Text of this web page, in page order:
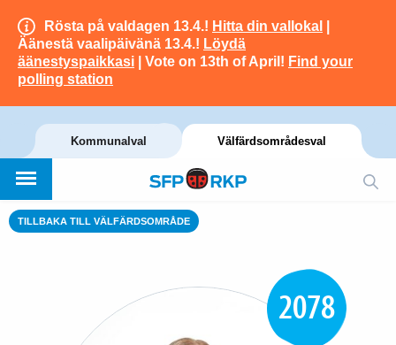
Rösta på valdagen 13.4.! Hitta din vallokal
Äänestä vaalipäivänä 13.4.! Löydä
äänestyspaikkasi | Vote on 13th of April! Find your
polling station
Kommunalval Välfärdsområdesval
TILLBAKA TILL VÄLFÄRDSOMRÅDE
2078